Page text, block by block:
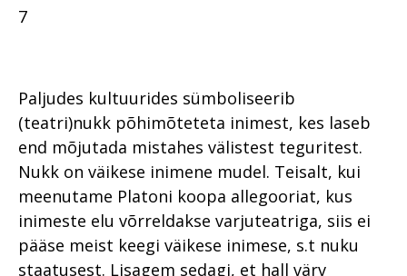
7
Paljudes kultuurides sümboliseerib
(teatri)nukk põhimõteteta inimest, kes laseb
end mõjutada mistahes välistest teguritest.
Nukk on väikese inimene mudel. Teisalt, kui
meenutame Platoni koopa allegooriat, kus
inimeste elu võrreldakse varjuteatriga, siis ei
pääse meist keegi väikese inimese, s.t nuku
staatusest. Lisagem sedagi, et hall värv